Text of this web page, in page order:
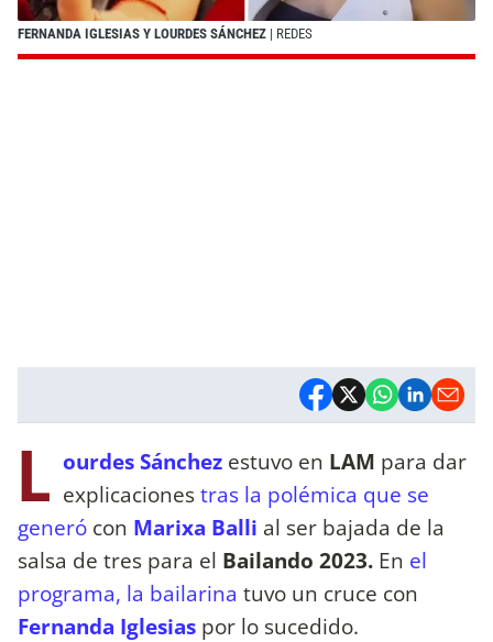
FERNANDA IGLESIAS Y LOURDES SÁNCHEZ | REDES
L ourdes Sánchez estuvo en LAM para dar
explicacionestras la polémica que se
generó con Marixa Balli al ser bajada de la
salsa de tres para el Bailando 2023. En el
programa, la bailarina tuvo un cruce con
Fernanda Iglesias por lo sucedido.